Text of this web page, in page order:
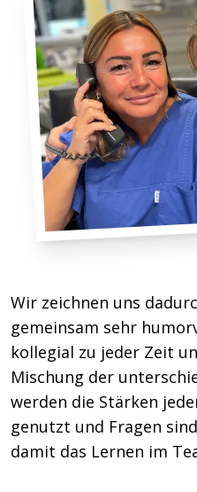
Wir zeichnen uns
gemeinsam sehr
kollegial zu jeder Zeit
Mischung der
werden die Stärken
genutzt und Fragen
damit das Lernen im